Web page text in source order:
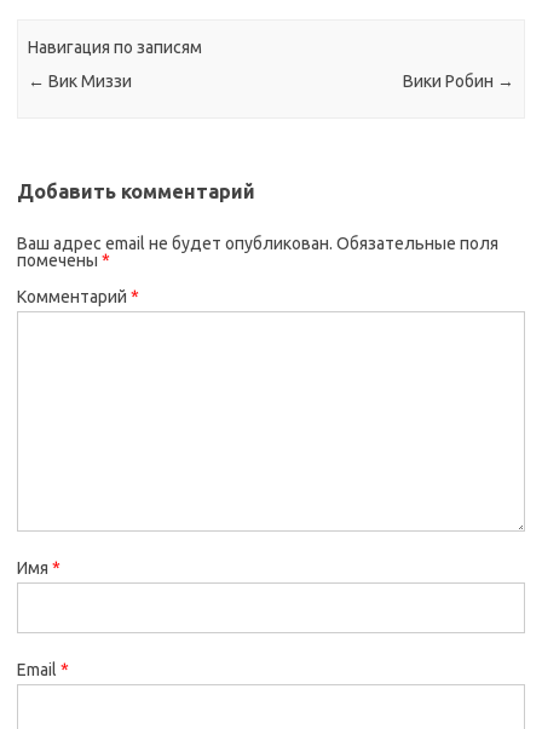
Навигация по записям
← Вик Миззи Вики Робин →
Добавить комментарий
Ваш адрес email не будет опубликован. Обязательные поля
помечены *
Комментарий *
Имя *
Email *